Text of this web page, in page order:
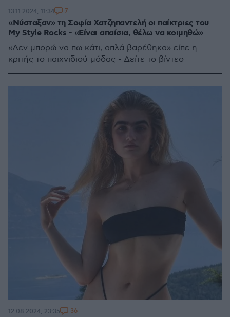
«Νύσταξαν» τη Σοφία Χατζηπαντελή οι παίκτριες του
My Style Rocks - «Είναι απαίσια, θέλω να κοιμηθώ»
«Δεν μπορώ να πω κάτι, απλά βαρέθηκα» είπε η
κριτής το παιχνιδιού μόδας - Δείτε το βίντεο
13.11.2024, 11:34 7
12.08.2024, 23:35 36